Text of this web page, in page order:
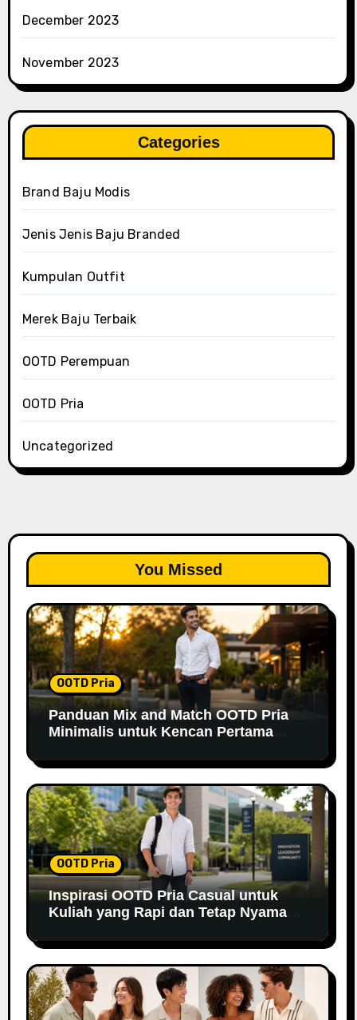
December 2023
November 2023
Categories
Brand Baju Modis
Jenis Jenis Baju Branded
Kumpulan Outfit
Merek Baju Terbaik
OOTD Perempuan
OOTD Pria
Uncategorized
You Missed
OOTD Pria
Panduan Mix and Match OOTD Pria
Minimalis untuk Kencan Pertama
OOTD Pria
Inspirasi OOTD Pria Casual untuk
Kuliah yang Rapi dan Tetap Nyaman